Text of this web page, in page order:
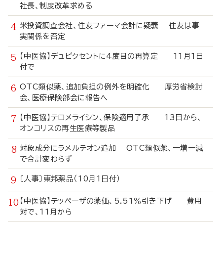
社長、制度改革求める
米投資調査会社、住友ファーマ会計に疑義 住友は事
実関係を否定
【中医協】デュピクセントに4度目の再算定 11月1日
付で
OTC類似薬、追加負担の例外を明確化 厚労省検討
会、医療保険部会に報告へ
【中医協】テロメライシン、保険適用了承 13日から、
オンコリスの再生医療等製品
対象成分にラメルテオン追加 OTC類似薬、一増一減
で合計変わらず
〔人事〕東邦薬品（10月1日付）
【中医協】テッペーザの薬価、5.51％引き下げ 費用
対で、11月から